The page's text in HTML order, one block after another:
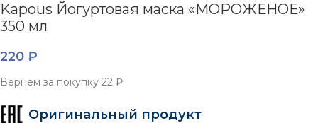
Kapous Йогуртовая маска «МОРОЖЕНОЕ»
350 мл
220 ₽
Вернем за покупку 22 ₽
Оригинальный продукт